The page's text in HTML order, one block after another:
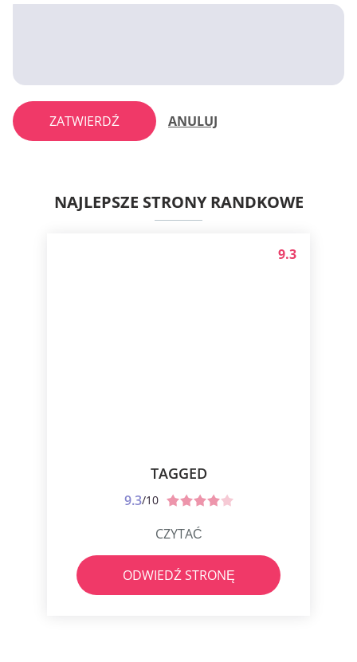
ZATWIERDŹ ANULUJ
NAJLEPSZE STRONY RANDKOWE
TAGGED
9.3/10
9.3
CZYTAĆ
ODWIEDŹ STRONĘ